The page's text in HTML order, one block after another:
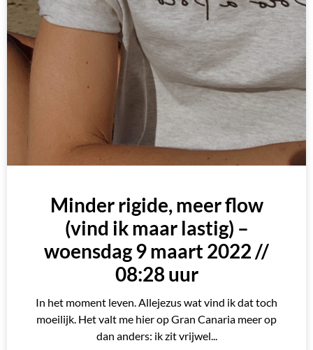
Minder rigide, meer flow
(vind ik maar lastig) –
woensdag 9 maart 2022 //
08:28 uur
In het moment leven. Allejezus wat vind ik dat toch
moeilijk. Het valt me hier op Gran Canaria meer op
dan anders: ik zit vrijwel